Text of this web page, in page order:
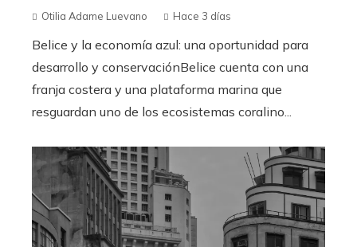
Otilia Adame Luevano Hace 3 días
Belice y la economía azul: una oportunidad para
desarrollo y conservaciónBelice cuenta con una
franja costera y una plataforma marina que
resguardan uno de los ecosistemas coralino...